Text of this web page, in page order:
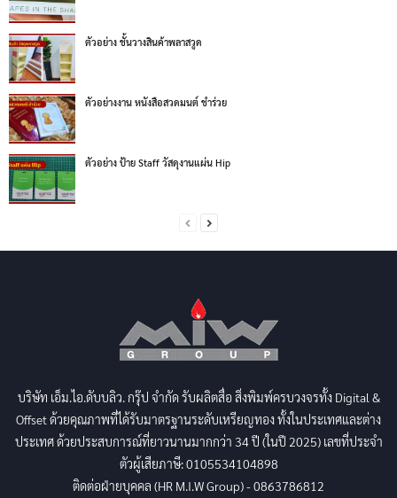
ตัวอย่าง ชั้นวางสินค้าพลาสวูด
ตัวอย่างงาน หนังสือสวดมนต์ ชำร่วย
ตัวอย่าง ป้าย Staff วัสดุงานแผ่น Hip
บริษัท เอ็ม.ไอ.ดับบลิว. กรุ๊ป จำกัด รับผลิตสื่อ สิ่งพิมพ์ครบวงจรทั้ง Digital &
Offset ด้วยคุณภาพที่ได้รับมาตรฐานระดับเหรียญทอง ทั้งในประเทศและต่าง
ประเทศ ด้วยประสบการณ์ที่ยาวนานมากกว่า 34 ปี (ในปี 2025) เลขที่ประจำ
ตัวผู้เสียภาษี: 0105534104898
ติดต่อฝ่ายบุคคล (HR M.I.W Group) - 0863786812